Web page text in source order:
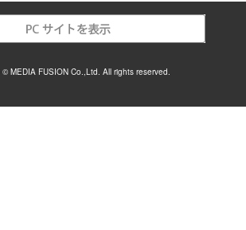
MEDIA FUSION Co.,Ltd. All rights reserved.